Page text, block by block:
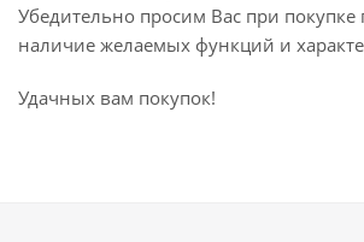
Убедительно просим Вас при покупке
наличие желаемых функций и
Удачных вам покупок!